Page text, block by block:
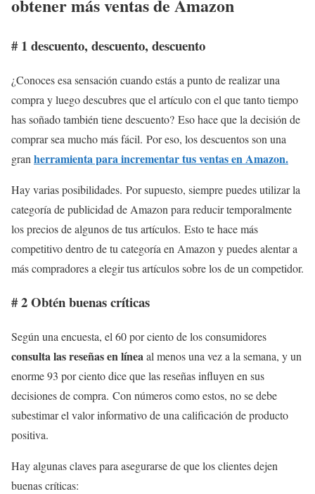
obtener más ventas de Amazon
# 1 descuento, descuento, descuento
¿Conoces esa sensación cuando estás a punto de realizar una
compra y luego descubres que el artículo con el que tanto tiempo
has soñado también tiene descuento? Eso hace que la decisión de
comprar sea mucho más fácil. Por eso, los descuentos son una
gran herramienta para incrementar tus ventas en Amazon.
Hay varias posibilidades. Por supuesto, siempre puedes utilizar la
categoría de publicidad de Amazon para reducir temporalmente
los precios de algunos de tus artículos. Esto te hace más
competitivo dentro de tu categoría en Amazon y puedes alentar a
más compradores a elegir tus artículos sobre los de un competidor.
# 2 Obtén buenas críticas
Según una encuesta, el 60 por ciento de los consumidores
consulta las reseñas en líneaal menos una vez a la semana, y un
enorme 93 por ciento dice que las reseñas influyen en sus
decisiones de compra. Con números como estos, no se debe
subestimar el valor informativo de una calificación de producto
positiva.
Hay algunas claves para asegurarse de que los clientes dejen
buenas críticas: